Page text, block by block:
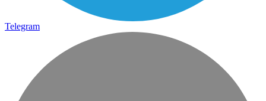
Telegram